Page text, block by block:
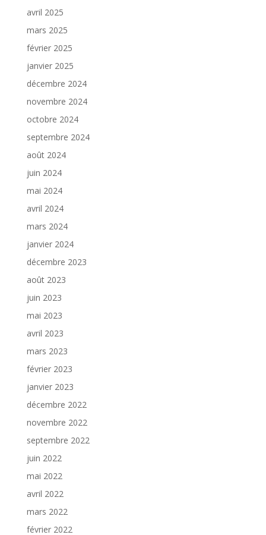
avril 2025
mars 2025
février 2025
janvier 2025
décembre 2024
novembre 2024
octobre 2024
septembre 2024
août 2024
juin 2024
mai 2024
avril 2024
mars 2024
janvier 2024
décembre 2023
août 2023
juin 2023
mai 2023
avril 2023
mars 2023
février 2023
janvier 2023
décembre 2022
novembre 2022
septembre 2022
juin 2022
mai 2022
avril 2022
mars 2022
février 2022